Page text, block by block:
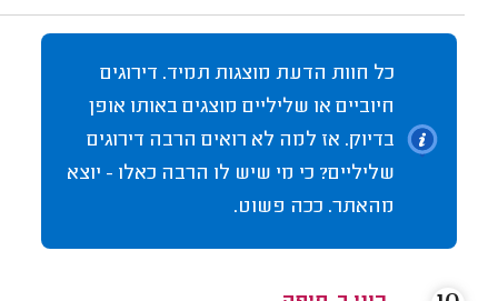
כל חוות הדעת מוצגות תמיד. דירוגים
חיוביים או שליליים מוצגים באותו אופן
בדיוק. אז למה לא רואים הרבה דירוגים
שליליים? כי מי שיש לו הרבה כאלו - יוצא
מהאתר. ככה פשוט.